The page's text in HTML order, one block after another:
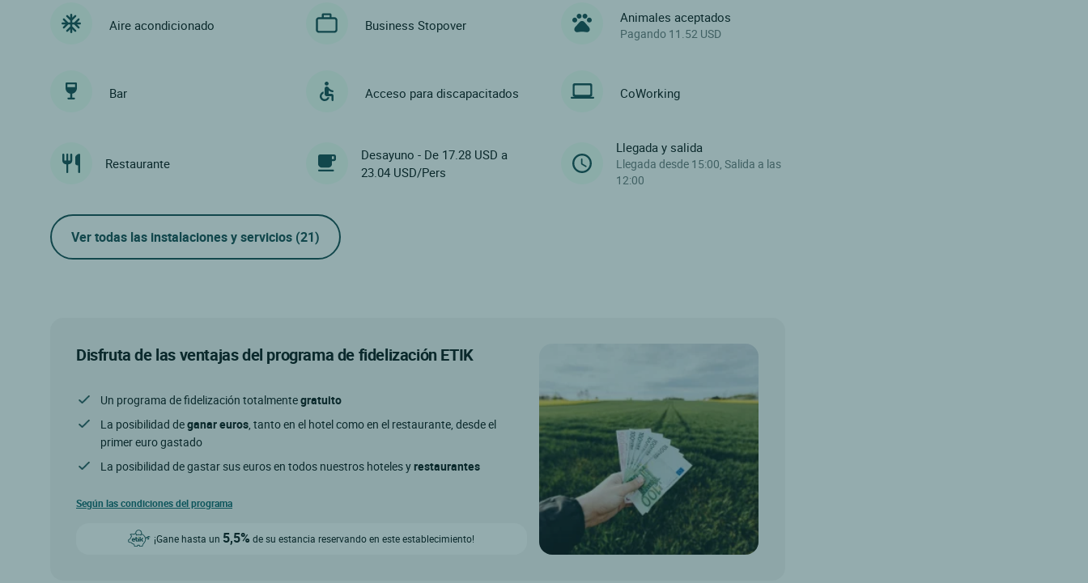
Aire acondicionado Business Stopover Animales aceptados
Pagando 11.52 USD
Bar Acceso para discapacitados CoWorking
Restaurante
Desayuno - De 17.28 USD a
23.04 USD/Pers
Llegada y salida
Llegada desde 15:00, Salida a las
12:00
Ver todas las instalaciones y servicios (21)
Disfruta de las ventajas del programa de fidelización ETIK
Un programa de fidelización totalmentegratuito
La posibilidad deganar euros , tanto en el hotel como en el restaurante, desde el
primer euro gastado
La posibilidad de gastar sus euros en todos nuestros hoteles yrestaurantes
Según las condiciones del programa
¡Gane hasta un 5,5% de su estancia reservando en este establecimiento!